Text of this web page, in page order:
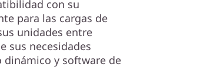
con su
para las cargas de
unidades entre
sus necesidades
dinámico y software de